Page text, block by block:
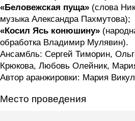
«Беловежская пуща» (слова
музыка Александра Пахмутова);
«Косил Ясь конюшину»
обработка Владимир Мулявин).
Ансамбль: Сергей Тиморин,
Крюкова, Любовь Олейник,
Автор аранжировки: Мария
Место проведения